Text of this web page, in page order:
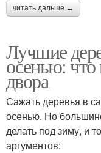
читать дальше →
Лучшие
осенью: что
двора
Сажать деревья в
осенью. Но
делать под зиму, и
аргументов: